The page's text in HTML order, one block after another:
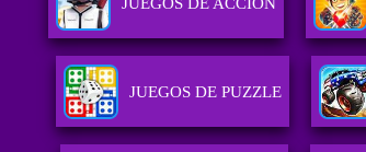
JUEGOS DE ACCIÓN
JUEGOS DE PUZZLE